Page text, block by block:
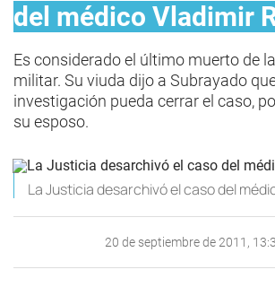
del médico Vladimir
Es considerado el último muerto de
militar. Su viuda dijo a Subrayado
investigación pueda cerrar el caso,
su esposo.
La Justicia desarchivó el caso del
20 de septiembre de 2011,